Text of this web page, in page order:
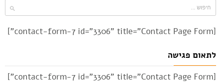
[contact-form-7 id="3306" title="Contact Page Form"]
לתאום פגישה
[contact-form-7 id="3306" title="Contact Page Form"]